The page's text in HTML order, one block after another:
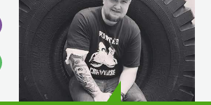
Имя*